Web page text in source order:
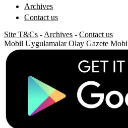
Archives
Contact us
Site T&Cs - Archives - Contact us
Mobil Uygulamalar Olay Gazete